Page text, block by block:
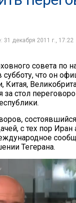
31 декабря 2011 г., 17:22
совета по
что он
Китая,
стол
с тех пор
Тегерана.